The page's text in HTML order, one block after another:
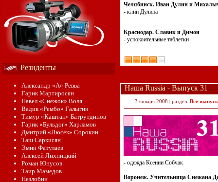
Резиденты
Александр «А» Ревва
Гарик Мартиросян
Павел «Снежок» Воля
Вадик «Рембо» Галыгин
Тимур «Каштан» Батрутдинов
Гарик «Бульдог» Харламов
Дмитрий «Люсек» Сорокин
Таш Саркисян
Эмин Фатулаев
Алексей Лихницкий
Роман Юнусов
Таир Мамедов
Незлобин
Челябинск. Иван Дулин и
- клип Дулина
Краснодар. Славик и Димон
- успокоительные таблетки
Наша Russia - Выпуск 31
3 января 2008 | раздел: Все
- одежда Ксении Собчак
Воронеж. Учительница Снежана